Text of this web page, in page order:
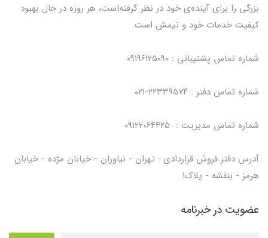
بزرگی را برای آینده‌ی خود در نظر گرفته‌است، هر روزه در حال بهبود
کیفیت خدمات خود و تیمش است.
شماره تماس پشتیبانی : ۰۹۱۹۶۱۲۵۰۹۰
شماره تماس دفتر : ۲۲۳۳۹۵۷۴-۰۲۱
شماره تماس مدیریت : ۰۹۱۲۲۰۶۴۴۲۵
آدرس دفتر فروش قراردادی : تهران - نیاوران - خیابان مژده - خیابان
هرمز - بنفشه - پلاک۱
عضویت در خبرنامه